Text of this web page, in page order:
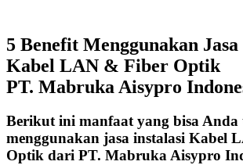
5 Benefit Menggunakan
Kabel LAN & Fiber Optik
PT. Mabruka Aisypro
Berikut ini manfaat yang bisa
menggunakan jasa instalasi Kabel
Optik dari PT. Mabruka Aisypro